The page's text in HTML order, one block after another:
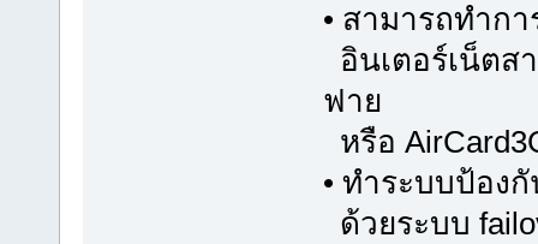
• สามารถทำก
อินเตอร์เน็ต
ฟาย
หรือ
• ทำระบบป้อง
ด้วยระบบ